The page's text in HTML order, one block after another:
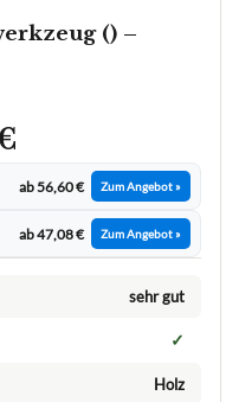
() –
ab 56,60 € Zum Angebot »
ab 47,08 € Zum Angebot »
sehr gut
✓
Holz